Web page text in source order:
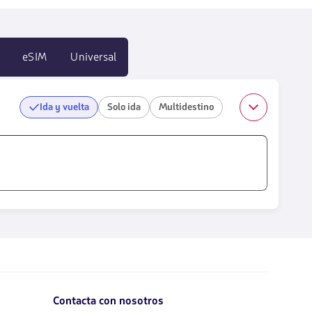
eSIM Universal
Ida y vuelta Solo ida Multidestino
Contacta con nosotros